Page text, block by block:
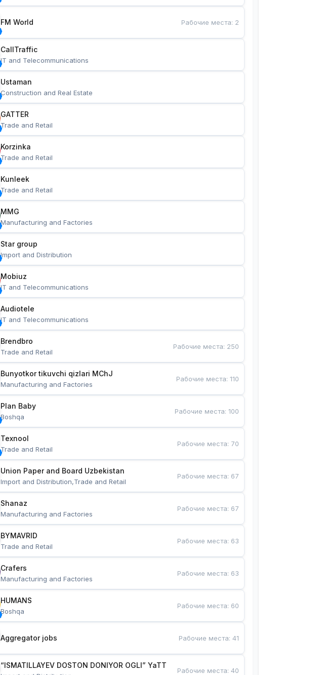
FM World Рабочие места: 2
CallTraffic
IT and Telecommunications
Ustaman
Construction and Real Estate
GATTER
Trade and Retail
Korzinka
Trade and Retail
Kunleek
Trade and Retail
MMG
Manufacturing and Factories
Star group
Import and Distribution
Mobiuz
IT and Telecommunications
Audiotele
IT and Telecommunications
Brendbro
Trade and Retail
Рабочие места: 250
Manufacturing and Factories
Рабочие места:110
Plan Baby
Boshqa
Рабочие места:100
Texnool
Trade and Retail
Рабочие места: 70
Union Paper and Board Uzbekistan
Import and Distribution,Trade and Retail
Рабочие места: 67
Shanaz
Manufacturing and Factories
Рабочие места: 67
BYMAVRID
Trade and Retail
Рабочие места: 63
Crafers
Manufacturing and Factories
Рабочие места: 63
HUMANS
Boshqa
Рабочие места: 60
Aggregator jobs Рабочие места:41
“ISMATILLAYEV DOSTON DONIYOR OGLI” YaTT
Рабочие места:40